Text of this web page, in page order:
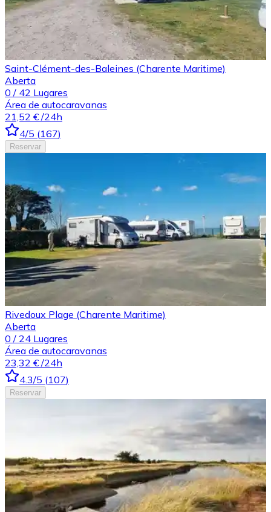
Saint-Clément-des-Baleines (Charente Maritime)
Aberta
0 / 42 Lugares
Área de autocaravanas
21,52 € /24h
4/5 (167)
Reservar
Rivedoux Plage (Charente Maritime)
Aberta
0 / 24 Lugares
Área de autocaravanas
23,32 € /24h
4.3/5 (107)
Reservar